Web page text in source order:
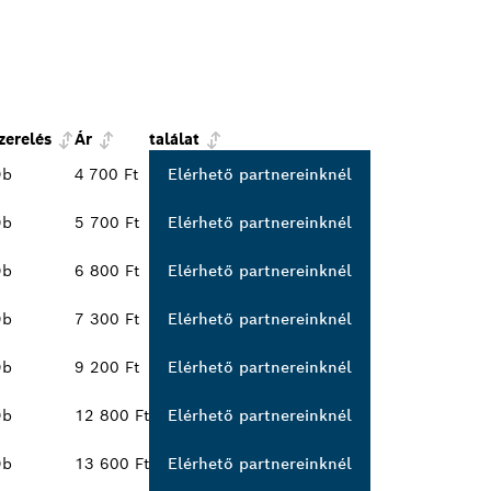
Ár
találat
4 700 Ft Elérhető partnereinknél
5 700 Ft Elérhető partnereinknél
6 800 Ft Elérhető partnereinknél
7 300 Ft Elérhető partnereinknél
9 200 Ft Elérhető partnereinknél
12 800 Ft Elérhető partnereinknél
13 600 Ft Elérhető partnereinknél